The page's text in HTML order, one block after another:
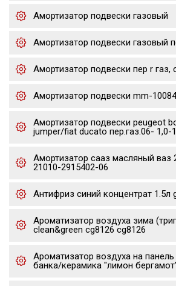
Амортизатор подвески газовый
Амортизатор подвески газовый
Амортизатор подвески пер r газ,
Амортизатор подвески mm-10084
Амортизатор подвески peugeot
jumper/fiat ducato пер.газ.06- 1,0-
Амортизатор сааз масляный ваз
21010-2915402-06
Антифриз синий концентрат 1.5л
Ароматизатор воздуха зима
clean&green cg8126 cg8126
Ароматизатор воздуха на
банка/керамика "лимон